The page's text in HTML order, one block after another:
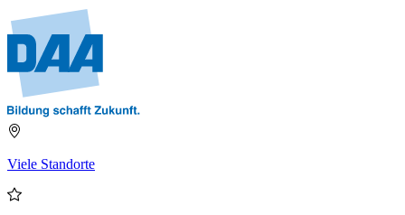
Viele Standorte